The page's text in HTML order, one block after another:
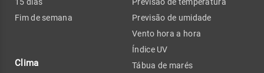
Fim de semana
Clima
Previsão de umidade
Vento hora a hora
Índice UV
Tábua de marés